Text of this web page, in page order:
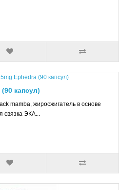
капсул)
mamba, жиросжигатель в основе
связка ЭКА...